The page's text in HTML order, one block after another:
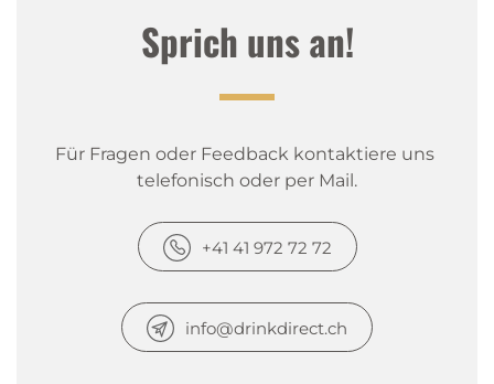
Sprich uns an!
Für Fragen oder Feedback kontaktiere uns
telefonisch oder per Mail.
+41 41 972 72 72
info@drinkdirect.ch